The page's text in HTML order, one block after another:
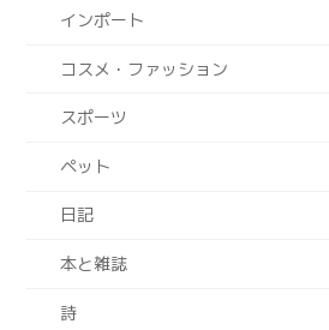
インポート
コスメ・ファッション
スポーツ
ペット
日記
本と雑誌
詩